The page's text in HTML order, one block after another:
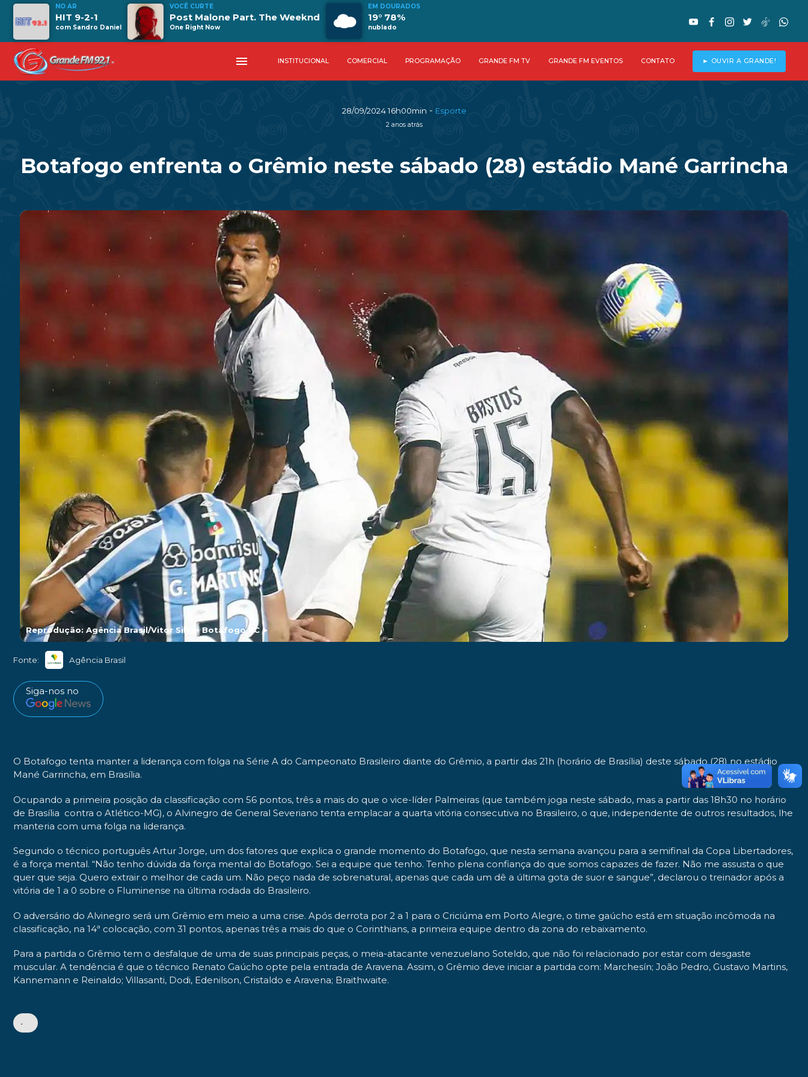
NO AR
HIT 9-2-1
com Sandro Daniel
VOCÊ CURTE
Post Malone Part. The Weeknd
One Right Now
EM DOURADOS
19° 78%
nublado
menu INSTITUCIONAL COMERCIAL PROGRAMAÇÃO GRANDE FM TV GRANDE FM EVENTOS CONTATO ► OUVIR A GRANDE!
28/09/2024 16h00min - Esporte
2 anos atrás
Botafogo enfrenta o Grêmio neste sábado (28) estádio Mané Garrincha
Reprodução: Agência Brasil/Vitor Silva- Botafogo FC►
Fonte: Agência Brasil
Siga-nos no
O Botafogo tenta manter a liderança com folga na Série A do Campeonato Brasileiro diante do Grêmio, a partir das 21h (horário de Brasília) deste sábado (28) no estádio
Mané Garrincha, em Brasília.
Ocupando a primeira posição da classificação com 56 pontos, três a mais do que o vice-líder Palmeiras (que também joga neste sábado, mas a partir das 18h30 no horário
de Brasília contra o Atlético-MG), o Alvinegro de General Severiano tenta emplacar a quarta vitória consecutiva no Brasileiro, o que, independente de outros resultados, lhe
manteria com uma folga na liderança.
Segundo o técnico português Artur Jorge, um dos fatores que explica o grande momento do Botafogo, que nesta semana avançou para a semifinal da Copa Libertadores,
é a força mental. “Não tenho dúvida da força mental do Botafogo. Sei a equipe que tenho. Tenho plena confiança do que somos capazes de fazer. Não me assusta o que
quer que seja. Quero extrair o melhor de cada um. Não peço nada de sobrenatural, apenas que cada um dê a última gota de suor e sangue”, declarou o treinador após a
vitória de 1 a 0 sobre o Fluminense na última rodada do Brasileiro.
O adversário do Alvinegro será um Grêmio em meio a uma crise. Após derrota por 2 a 1 para o Criciúma em Porto Alegre, o time gaúcho está em situação incômoda na
classificação, na 14ª colocação, com 31 pontos, apenas três a mais do que o Corinthians, a primeira equipe dentro da zona do rebaixamento.
Para a partida o Grêmio tem o desfalque de uma de suas principais peças, o meia-atacante venezuelano Soteldo, que não foi relacionado por estar com desgaste
muscular. A tendência é que o técnico Renato Gaúcho opte pela entrada de Aravena. Assim, o Grêmio deve iniciar a partida com: Marchesín; João Pedro, Gustavo Martins,
Kannemann e Reinaldo; Villasanti, Dodi, Edenilson, Cristaldo e Aravena; Braithwaite.
•